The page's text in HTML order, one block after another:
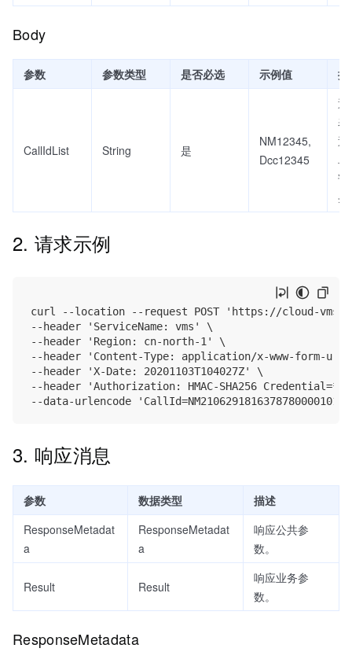
Body
参数 参数类型 是否必选 示例值 描
CallIdList String 是
NM12345,
Dcc12345
通
表
逗
单
询
条
2. 请求示例
curl --location --request POST 'https://cloud-
--header 'ServiceName: vms' \
--header 'Region: cn-north-1' \
--header 'Content-Type: application/x-www-form-
--header 'X-Date: 20201103T104027Z' \
--header 'Authorization: HMAC-SHA256
3. 响应消息
参数 数据类型
描述
ResponseMetadat
a
ResponseMetadat
a
响应公共参
数。
Result Result
响应业务参
数。
ResponseMetadata